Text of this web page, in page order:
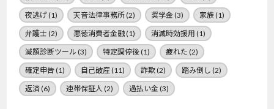
夜逃げ(1) 天音法律事務所(2) 奨学金 (3) 家族(1)
弁護士 (2) 悪徳消費者金融(1) 消滅時効援用 (1)
減額診断ツール (3) 特定調停後(1) 疲れた (2)
確定申告(1) 自己破産(11) 詐欺(2) 踏み倒し (2)
返済(6) 連帯保証人 (2) 過払い金 (3)